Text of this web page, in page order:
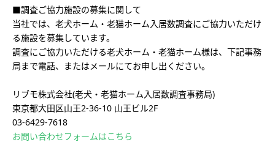
■調査ご協力施設の募集に関して
当社では、老犬ホーム・老猫ホーム入居数調査にご協力いただけ
る施設を募集しています。
調査にご協力いただける老犬ホーム・老猫ホーム様は、下記事務
局まで電話、またはメールにてお申し出ください。
リブモ株式会社(老犬・老猫ホーム入居数調査事務局)
東京都大田区山王2-36-10 山王ビル2F
03-6429-7618
お問い合わせフォームはこちら